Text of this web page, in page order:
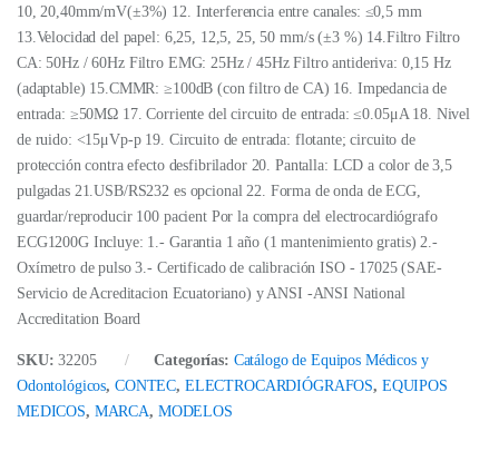
10, 20,40mm/mV(±3%) 12. Interferencia entre canales: ≤0,5 mm
13.Velocidad del papel: 6,25, 12,5, 25, 50 mm/s (±3 %) 14.Filtro Filtro
CA: 50Hz / 60Hz Filtro EMG: 25Hz / 45Hz Filtro antideriva: 0,15 Hz
(adaptable) 15.CMMR: ≥100dB (con filtro de CA) 16. Impedancia de
entrada: ≥50MΩ 17. Corriente del circuito de entrada: ≤0.05μA 18. Nivel
de ruido: <15μVp-p 19. Circuito de entrada: flotante; circuito de
protección contra efecto desfibrilador 20. Pantalla: LCD a color de 3,5
pulgadas 21.USB/RS232 es opcional 22. Forma de onda de ECG,
guardar/reproducir 100 pacient Por la compra del electrocardiógrafo
ECG1200G Incluye: 1.- Garantia 1 año (1 mantenimiento gratis) 2.-
Oxímetro de pulso 3.- Certificado de calibración ISO - 17025 (SAE-
Servicio de Acreditacion Ecuatoriano) y ANSI -ANSI National
Accreditation Board
SKU:32205 Categorías: Catálogo de Equipos Médicos y
Odontológicos, CONTEC, ELECTROCARDIÓGRAFOS, EQUIPOS
MEDICOS, MARCA, MODELOS